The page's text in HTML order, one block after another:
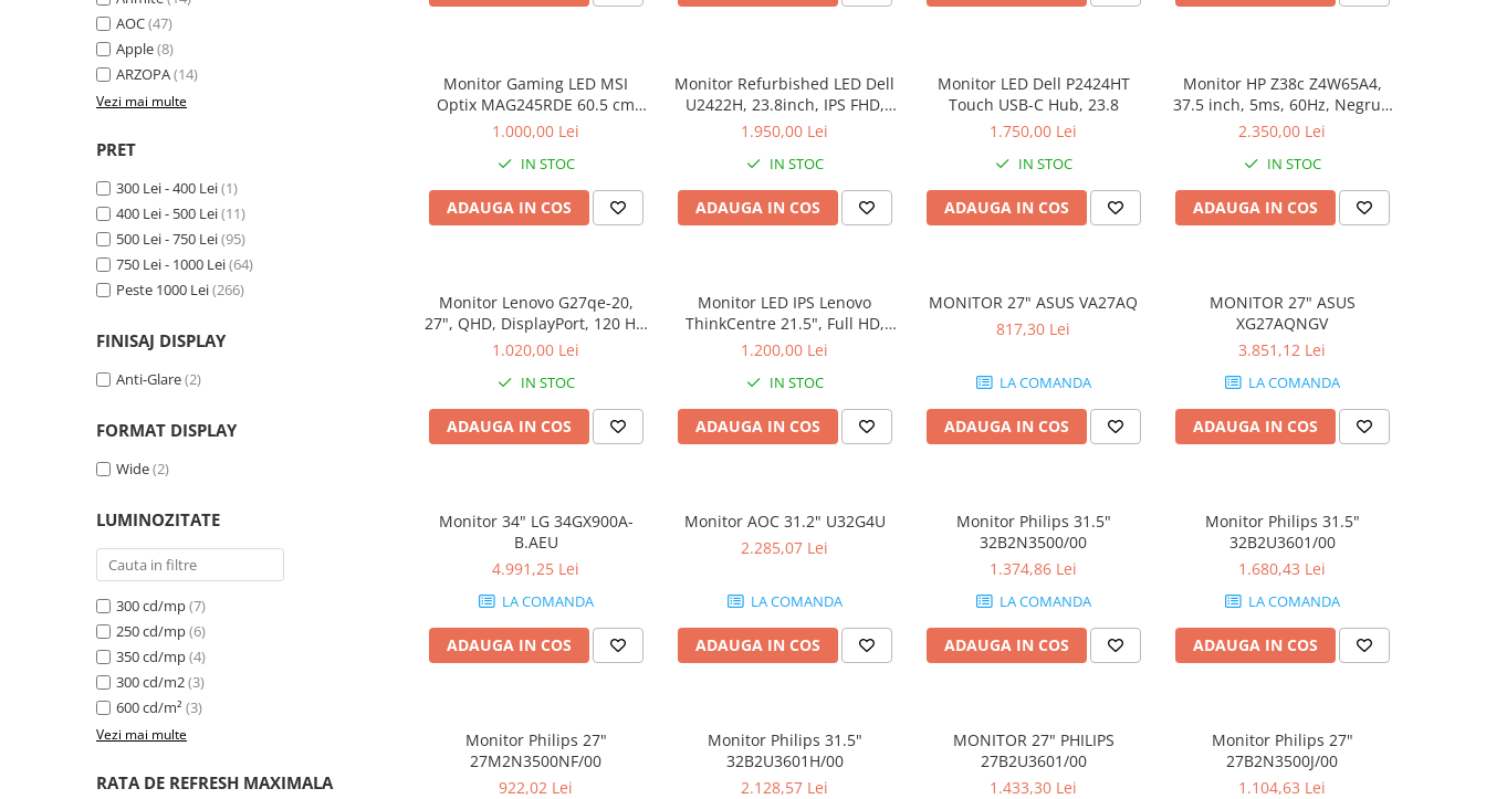
Docking stations
Genti Laptop
Incarcatoare laptop
Incarcatoare laptop refurbished
Alte accesorii
Card reader
PC, Componente & Software
Calculatoare
Calculatoare NOI
Calculatoare SECOND-HAND
Calculatoare GAMING
Calculatoare RENEW
Hard Disk-uri Desktop
Memorii PC
Procesoare
Placi de baza
Ventilatoare carcasa
AOC(47)
Apple(8)
ARZOPA(14)
Vezi mai multe
PRET
300 Lei - 400 Lei(1)
400 Lei - 500 Lei(11)
500 Lei - 750 Lei(95)
750 Lei - 1000 Lei(64)
Peste 1000 Lei(266)
FINISAJ DISPLAY
Anti-Glare(2)
FORMAT DISPLAY
Wide(2)
LUMINOZITATE
300 cd/mp(7)
250 cd/mp(6)
350 cd/mp(4)
300 cd/m2(3)
600 cd/m² (3)
Vezi mai multe
RATA DE REFRESH MAXIMALA
Monitor Gaming LED MSI
Optix MAG245RDE 60.5 cm
(23.8") 1920 x 1080 pixels Full
1.000,00 Lei
IN STOC
ADAUGA IN COS
Monitor Refurbished LED Dell
U2422H, 23.8inch, IPS FHD,
5ms, 60Hz, argintiu
1.950,00 Lei
IN STOC
ADAUGA IN COS
Monitor LED Dell P2424HT
Touch USB-C Hub, 23.8
1.750,00 Lei
IN STOC
ADAUGA IN COS
Monitor HP Z38c Z4W65A4,
37.5 inch, 5ms, 60Hz, Negru -
Refurbished
2.350,00 Lei
IN STOC
ADAUGA IN COS
Monitor Lenovo G27qe-20,
27", QHD, DisplayPort, 120 Hz,
HDMI, DP
1.020,00 Lei
IN STOC
ADAUGA IN COS
Monitor LED IPS Lenovo
ThinkCentre 21.5", Full HD,
Display Port, Negru,
1.200,00 Lei
IN STOC
ADAUGA IN COS
MONITOR 27" ASUS VA27AQ
817,30 Lei
LA COMANDA
ADAUGA IN COS
MONITOR 27" ASUS
XG27AQNGV
3.851,12 Lei
LA COMANDA
ADAUGA IN COS
Monitor 34" LG 34GX900A-
B.AEU
4.991,25 Lei
LA COMANDA
ADAUGA IN COS
Monitor AOC 31.2" U32G4U
2.285,07 Lei
LA COMANDA
ADAUGA IN COS
Monitor Philips 31.5"
32B2N3500/00
1.374,86 Lei
LA COMANDA
ADAUGA IN COS
Monitor Philips 31.5"
32B2U3601/00
1.680,43 Lei
LA COMANDA
ADAUGA IN COS
Monitor Philips 27"
27M2N3500NF/00
922,02 Lei
Monitor Philips 31.5"
32B2U3601H/00
2.128,57 Lei
MONITOR 27" PHILIPS
27B2U3601/00
1.433,30 Lei
Monitor Philips 27"
27B2N3500J/00
1.104,63 Lei